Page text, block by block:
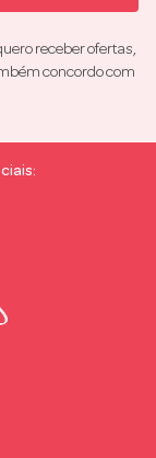
receber ofertas,
concordo com